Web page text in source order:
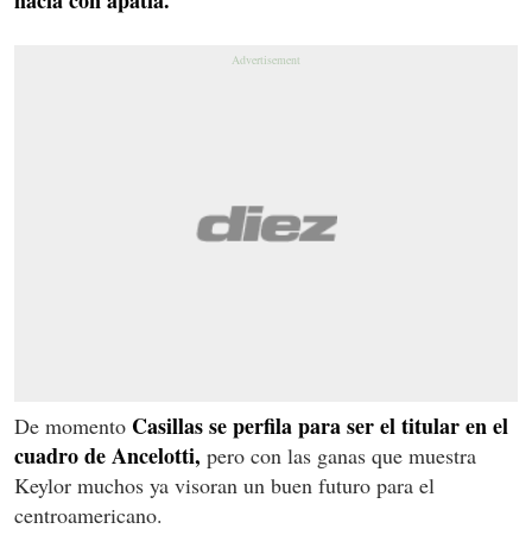
De momento Casillas se perfila para ser el titular en el
cuadro de Ancelotti, pero con las ganas que muestra
Keylor muchos ya visoran un buen futuro para el
centroamericano.